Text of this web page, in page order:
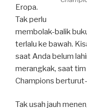
Eropa.
Tak perlu
membolak-balik
terlalu ke bawah.
saat Anda belum
merangkak, saat
Champions
Tak usah jauh